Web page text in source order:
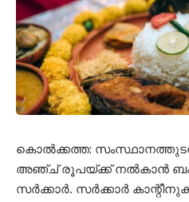
കൊൽക്കത്ത:
അഞ്ച് രൂപയ്ക്ക് നൽകാൻ
സർക്കാർ. സർക്കാർ